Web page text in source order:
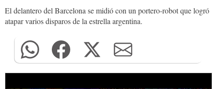
El delantero del Barcelona se midió con un portero-robot que logró
atapar varios disparos de la estrella argentina.